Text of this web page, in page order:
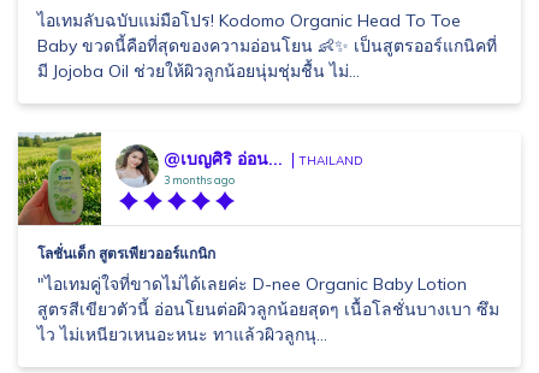
ไอเทมลับฉบับแม่มือโปร! Kodomo Organic Head To Toe
Baby ขวดนี้คือที่สุดของความอ่อนโยน 👶✨ เป็นสูตรออร์แกนิคที่
มี Jojoba Oil ช่วยให้ผิวลูกน้อยนุ่มชุ่มชื้น ไม่...
@เบญศิริ อ่อน... THAILAND
3 months ago
โลชั่นเด็ก สูตรเพียวออร์แกนิก
"ไอเทมคู่ใจที่ขาดไม่ได้เลยค่ะ D-nee Organic Baby Lotion
สูตรสีเขียวตัวนี้ อ่อนโยนต่อผิวลูกน้อยสุดๆ เนื้อโลชั่นบางเบา ซึม
ไว ไม่เหนียวเหนอะหนะ ทาแล้วผิวลูกนุ...